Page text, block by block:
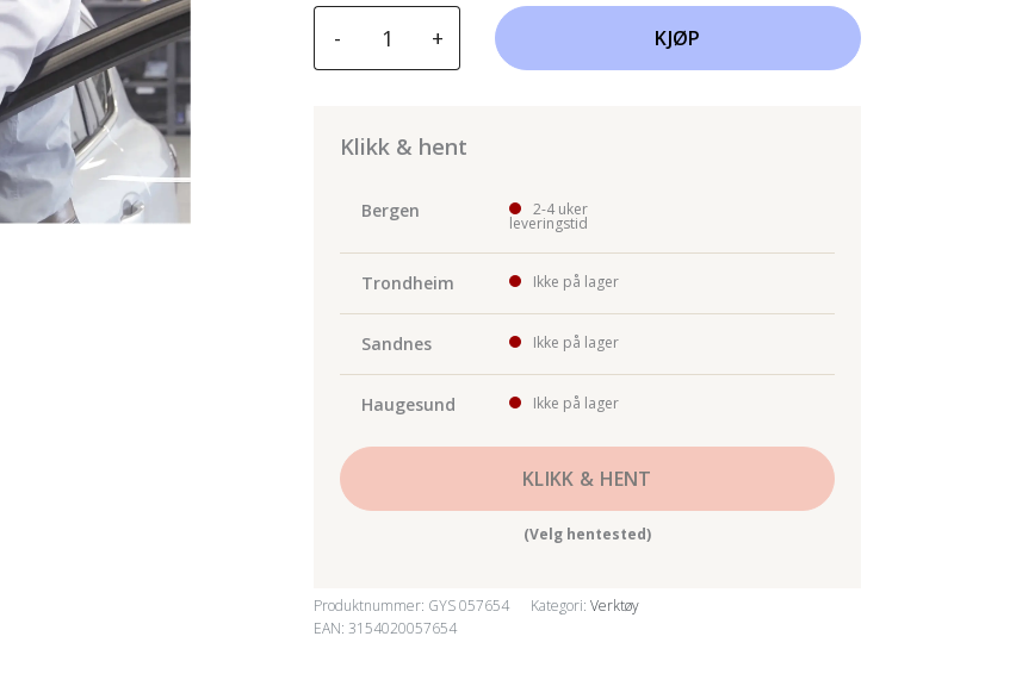
-
PROFESSIONAL
BOX
FOR
+ KJØP
Klikk & hent
Bergen 2-4 uker
leveringstid
Trondheim Ikke på lager
Sandnes Ikke på lager
Haugesund Ikke på lager
KLIKK & HENT
(Velg hentested)
Produktnummer: GYS 057654 Kategori: Verktøy
EAN: 3154020057654